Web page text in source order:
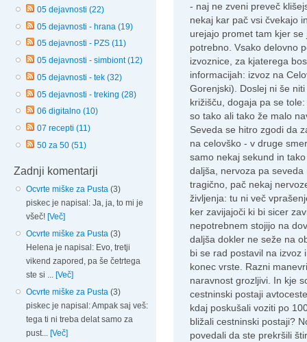
05 dejavnosti (22)
05 dejavnosti - hrana (19)
05 dejavnosti - PZS (11)
05 dejavnosti - simbiont (12)
05 dejavnosti - tek (32)
05 dejavnosti - treking (28)
06 digitalno (10)
07 recepti (11)
50 za 50 (51)
Zadnji komentarji
Ocvrte miške za Pusta (3)
piskec je napisal: Ja, ja, to mi je
všeč! [Več]
Ocvrte miške za Pusta (3)
Helena je napisal: Evo, tretji
vikend zapored, pa še četrtega
ste si ... [Več]
Ocvrte miške za Pusta (3)
piskec je napisal: Ampak saj veš:
tega ti ni treba delat samo za
pust... [Več]
- naj ne zveni preveč
nekaj kar pač vsi čvekajo
urejajo promet tam kjer
potrebno. Vsako delovno
izvoznice, za kjaterega
informacijah: izvoz na
Gorenjski). Doslej ni še
križišču, dogaja pa se
so tako ali tako že malo
Seveda se hitro zgodi da
na celovško - v druge
samo nekaj sekund in
daljša, nervoza pa
tragično, pač nekaj
življenja: tu ni več
ker zavijajoči ki bi sicer
nepotrebnem stojijo na
daljša dokler ne seže na
bi se rad postavil na izvoz
konec vrste. Razni
naravnost grozljivi. In kje
cestninski postaji
kdaj poskušali voziti po
bližali cestninski postaji?
povedali da ste prekršili